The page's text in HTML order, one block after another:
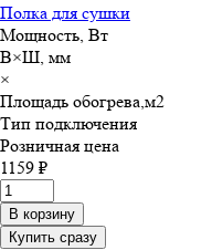
Полка для сушки
Мощность, Вт
В×Ш, мм
×
Площадь обогрева,м2
Тип подключения
Розничная цена
1159 ₽
В корзину
Купить сразу